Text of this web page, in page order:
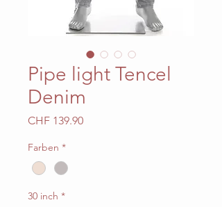
Pipe light Tencel
Denim
CHF 139.90Preis
Farben *
30 inch *